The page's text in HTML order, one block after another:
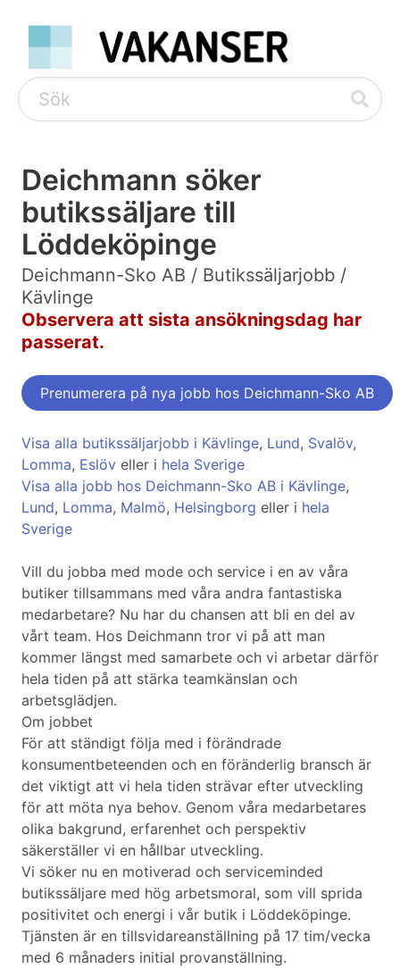
Deichmann söker
butikssäljare till
Löddeköpinge
Deichmann-Sko AB / Butikssäljarjobb /
Kävlinge
Observera att sista ansökningsdag har
passerat.
Prenumerera på nya jobb hos Deichmann-Sko AB
Visa alla butikssäljarjobb i Kävlinge, Lund, Svalöv,
Lomma, Eslöv eller i hela Sverige
Visa alla jobb hos Deichmann-Sko AB i Kävlinge,
Lund, Lomma, Malmö, Helsingborg eller i hela
Sverige
Vill du jobba med mode och service i en av våra
butiker tillsammans med våra andra fantastiska
medarbetare? Nu har du chansen att bli en del av
vårt team. Hos Deichmann tror vi på att man
kommer längst med samarbete och vi arbetar därför
hela tiden på att stärka teamkänslan och
arbetsglädjen.
Om jobbet
För att ständigt följa med i förändrade
konsumentbeteenden och en föränderlig bransch är
det viktigt att vi hela tiden strävar efter utveckling
för att möta nya behov. Genom våra medarbetares
olika bakgrund, erfarenhet och perspektiv
säkerställer vi en hållbar utveckling.
Vi söker nu en motiverad och serviceminded
butikssäljare med hög arbetsmoral, som vill sprida
positivitet och energi i vår butik i Löddeköpinge.
Tjänsten är en tillsvidareanställning på 17 tim/vecka
med 6 månaders initial provanställning.